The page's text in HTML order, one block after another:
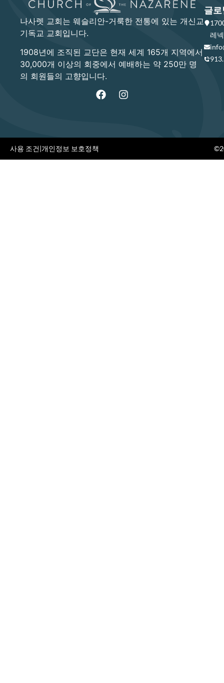
나사렛 교회는 웨슬리안-거룩한 전통에 있는 개신교
기독교 교회입니다.
1908년에 조직된 교단은 현재 세계 165개 지역에서
30,000개 이상의 회중에서 예배하는 약 250만 명
의 회원들의 고향입니다.
글로
레
사용 조건|개인정보 보호정책